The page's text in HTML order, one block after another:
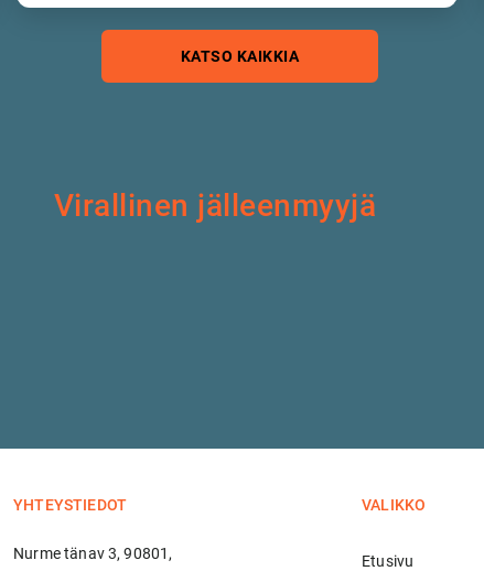
KATSO KAIKKIA
Virallinen jälleenmyyjä
YHTEYSTIEDOT
Nurme tänav 3, 90801,
VALIKKO
Etusivu